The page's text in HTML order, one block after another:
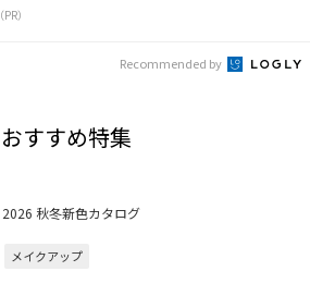
（PR）
Recommended by
おすすめ特集
2026 秋冬新色カタログ
メイクアップ